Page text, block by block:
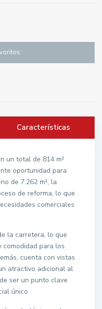
Características
un total de 814 m²
oportunidad para
de 7.262 m², la
de reforma, lo que
comerciales
la carretera, lo que
comodidad para los
cuenta con vistas
atractivo adicional al
ser un punto clave
único.